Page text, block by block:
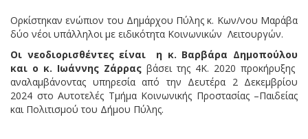
Ορκίστηκαν ενώπιον του Δημάρχου Πύλης κ. Κων/νου Μαράβα
δύο νέοι υπάλληλοι με ειδικότητα Κοινωνικών Λειτουργών.
Οι νεοδιορισθέντες είναι η κ. Βαρβάρα Δημοπούλου
και ο κ. Ιωάννης Ζάρρας βάσει της 4Κ. 2020 προκήρυξης
αναλαμβάνοντας υπηρεσία από την Δευτέρα 2 Δεκεμβρίου
2024 στο Αυτοτελές Τμήμα Κοινωνικής Προστασίας –Παιδείας
και Πολιτισμού του Δήμου Πύλης.